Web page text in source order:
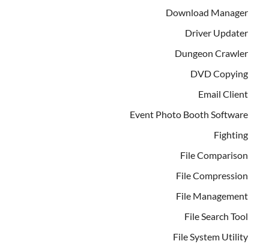
Download Manager
Driver Updater
Dungeon Crawler
DVD Copying
Email Client
Event Photo Booth Software
Fighting
File Comparison
File Compression
File Management
File Search Tool
File System Utility